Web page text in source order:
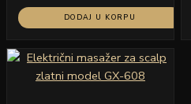
DODAJ U KORPU